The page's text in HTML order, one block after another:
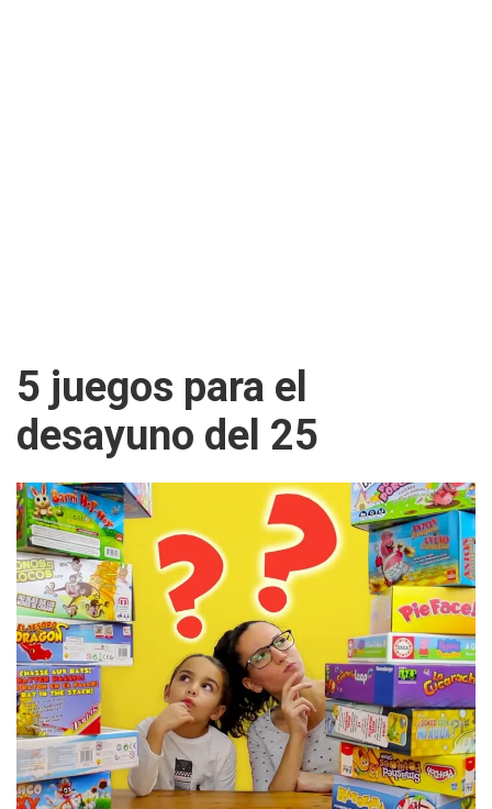
5 juegos para el
desayuno del 25